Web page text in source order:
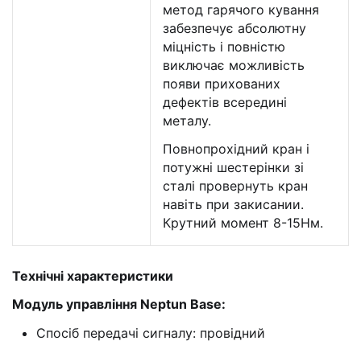
метод гарячого кування
забезпечує абсолютну
міцність і повністю
виключає можливість
появи прихованих
дефектів всередині
металу.
Повнопрохідний кран і
потужні шестерінки зі
сталі провернуть кран
навіть при закисании.
Крутний момент 8-15Нм.
Технічні характеристики
Модуль управління Neptun Base:
Спосіб передачі сигналу: провідний